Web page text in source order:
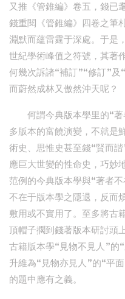
又推《管錐編》卷五，錢已
錢重閱《管錐編》四卷之筆
淵默而蘊雷霆于深處。于是
世紀學術峰值之符號，其著
何幾次訴諸“補訂”“修訂”
而蔚然成林又傲然沖天呢？
何謂今典版本學里的“
多版本的富饒演變，不就是
術史、思惟史甚至錢“賢而
應巨大世變的性命史，巧妙
范例的今典版本學與“著者
不在于版本學之隱退，反而
敷用或不實用了。至多將古
頂帽子擱到錢著版本研討頭
古籍版本學“見物不見人”的
升維為“見物亦見人”的“平
的題中應有之義。